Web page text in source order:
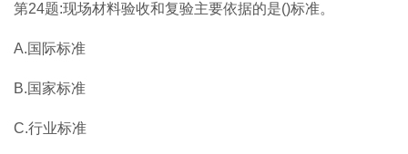
第24题:现场材料验收和复验主要依据的是()标准。
A.国际标准
B.国家标准
C.行业标准